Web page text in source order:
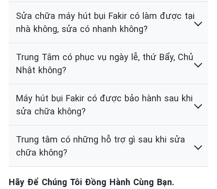
Sửa chữa máy hút bụi Fakir có làm được tại
nhà không, sửa có nhanh không?
Trung Tâm có phục vụ ngày lễ, thứ Bẩy, Chủ
Nhật không?
Máy hút bụi Fakir có được bảo hành sau khi
sửa chữa không?
Trung tâm có những hỗ trợ gì sau khi sửa
chữa không?
Hãy Để Chúng Tôi Đồng Hành Cùng Bạn.